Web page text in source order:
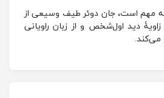
مهم است، جان دوئر طیف وسیعی از
دید اول‌شخص و از زبان راویانی